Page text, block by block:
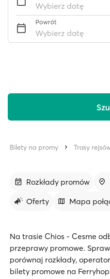
Wybierz datę
Powrót
Wybierz datę
Bilety na promy Trasy
Rozkłady promów
Oferty
Mapa
Na trasie Chios - Cesme
przeprawy promowe.
porównaj rozkłady,
bilety promowe na